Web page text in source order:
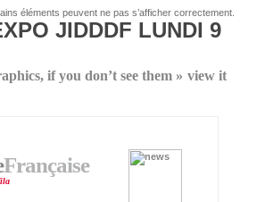
éléments peuvent ne pas s’afficher correctement.
JIDDDF LUNDI 9